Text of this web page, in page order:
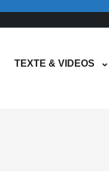
TEXTE & VIDEOS